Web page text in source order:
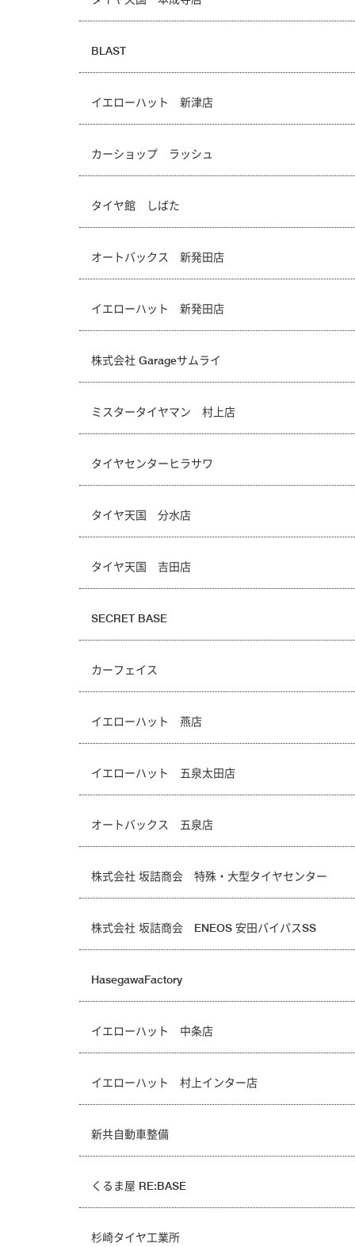
BLAST
イエローハット 新津店
カーショップ ラッシュ
タイヤ館 しばた
オートバックス 新発田店
イエローハット 新発田店
株式会社 Garageサムライ
ミスタータイヤマン 村上店
タイヤセンターヒラサワ
タイヤ天国 分水店
タイヤ天国 吉田店
SECRET BASE
カーフェイス
イエローハット 燕店
イエローハット 五泉太田店
オートバックス 五泉店
株式会社 坂詰商会 特殊・大型タイヤセンター
株式会社 坂詰商会 ENEOS 安田バイパスSS
HasegawaFactory
イエローハット 中条店
イエローハット 村上インター店
新共自動車整備
くるま屋 RE:BASE
杉崎タイヤ工業所